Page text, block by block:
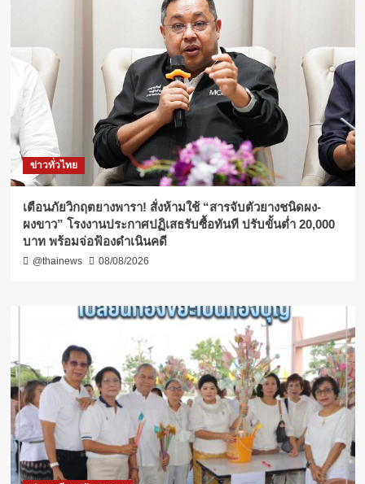
ข่าวทั่วไทย
เตือนภัยวิกฤตยางพารา! สั่งห้ามใช้ “สารจับตัวยางชนิดผง-
ผงขาว” โรงงานประกาศปฏิเสธรับซื้อทันที ปรับขั้นต่ำ 20,000
บาท พร้อมจ่อฟ้องดำเนินคดี
@thainews 08/08/2026